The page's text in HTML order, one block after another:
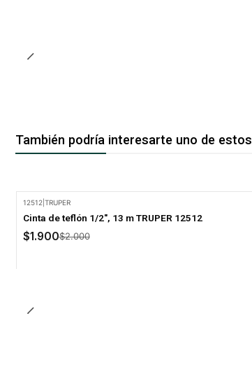
También podría interesarte uno de estos
12512| TRUPER
Cinta de teflón 1/2", 13 m TRUPER 12512
$1.900$2.000